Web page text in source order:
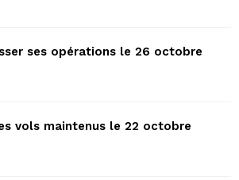
ses opérations le 26 octobre
vols maintenus le 22 octobre